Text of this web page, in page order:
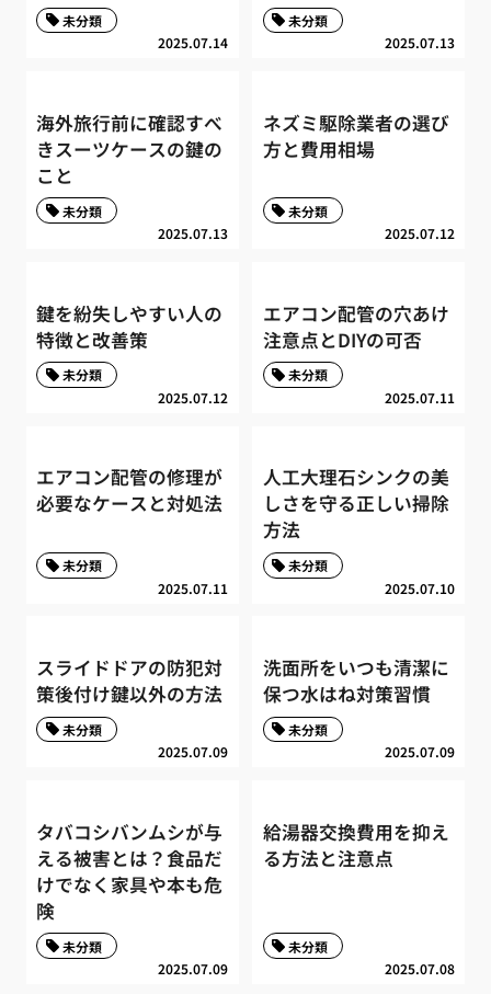
2025.07.14
未分類
2025.07.13
未分類
海外旅行前に確認すべ
きスーツケースの鍵の
こと
2025.07.13
未分類
ネズミ駆除業者の選び
方と費用相場
2025.07.12
未分類
鍵を紛失しやすい人の
特徴と改善策
2025.07.12
未分類
エアコン配管の穴あけ
注意点とDIYの可否
2025.07.11
未分類
エアコン配管の修理が
必要なケースと対処法
2025.07.11
未分類
人工大理石シンクの美
しさを守る正しい掃除
方法
2025.07.10
未分類
スライドドアの防犯対
策後付け鍵以外の方法
2025.07.09
未分類
洗面所をいつも清潔に
保つ水はね対策習慣
2025.07.09
未分類
タバコシバンムシが与
える被害とは？食品だ
けでなく家具や本も危
険
2025.07.09
未分類
給湯器交換費用を抑え
る方法と注意点
2025.07.08
未分類